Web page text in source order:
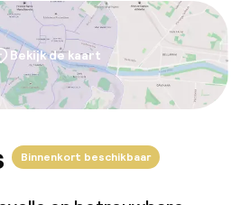
Bekijk de kaart
Binnenkort beschikbaar